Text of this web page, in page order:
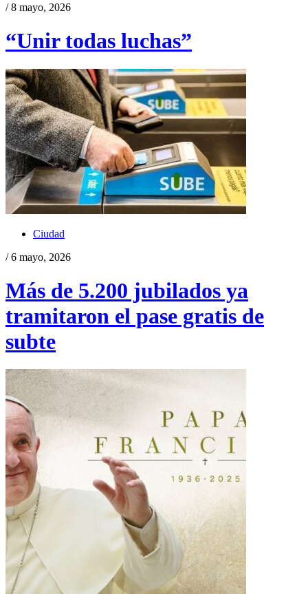
/ 8 mayo, 2026
“Unir todas luchas”
Ciudad
/ 6 mayo, 2026
Más de 5.200 jubilados ya
tramitaron el pase gratis de
subte